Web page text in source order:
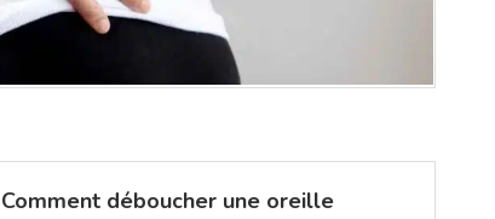
Comment déboucher une oreille